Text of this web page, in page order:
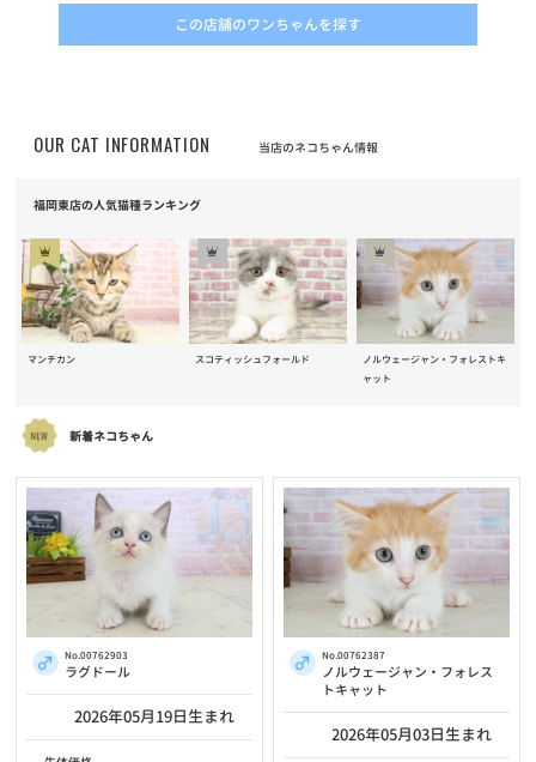
この店舗のワンちゃんを探す
OUR CAT INFORMATION 当店のネコちゃん情報
福岡東店の人気猫種ランキング
マンチカン スコティッシュフォールド
ノルウェージャン・フォレストキ
ャット
新着ネコちゃん
No.00762903
ラグドール
2026年05月19日生まれ
No.00762387
ノルウェージャン・フォレス
トキャット
2026年05月03日生まれ